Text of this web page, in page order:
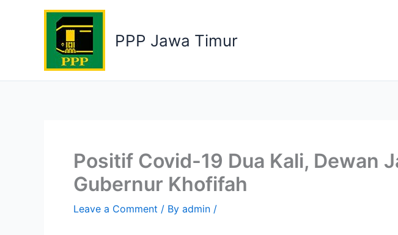
PPP Jawa Timur
Positif Covid-19 Dua Kali, Dewan
Gubernur Khofifah
Leave a Comment / By admin /